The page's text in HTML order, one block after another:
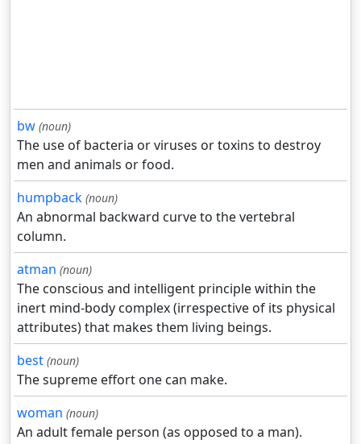
bw (noun)
The use of bacteria or viruses or toxins to destroy
men and animals or food.
humpback (noun)
An abnormal backward curve to the vertebral
column.
atman (noun)
The conscious and intelligent principle within the
inert mind-body complex (irrespective of its physical
attributes) that makes them living beings.
best (noun)
The supreme effort one can make.
woman (noun)
An adult female person (as opposed to a man).